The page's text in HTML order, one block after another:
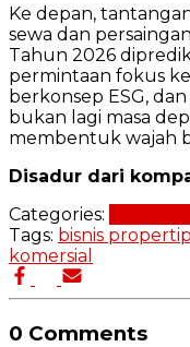
Ke depan,
sewa dan
Tahun 2026
permintaan fokus
berkonsep ESG,
bukan lagi masa
membentuk wajah
Disadur dari
Categories:
Tags: bisnis properti
komersial
0 Comments